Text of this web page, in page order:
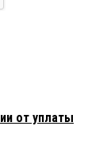
от уплаты